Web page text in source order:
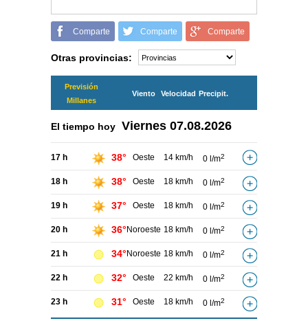
Comparte Comparte Comparte
Otras provincias:
Previsión
Millanes
Viento Velocidad Precipit.
El tiempo hoy Viernes 07.08.2026
17 h 38° Oeste 14 km/h 0 l/m2
18 h 38° Oeste 18 km/h 0 l/m2
19 h 37° Oeste 18 km/h 0 l/m2
20 h 36° Noroeste 18 km/h 0 l/m2
21 h 34° Noroeste 18 km/h 0 l/m2
22 h 32° Oeste 22 km/h 0 l/m2
23 h 31° Oeste 18 km/h 0 l/m2